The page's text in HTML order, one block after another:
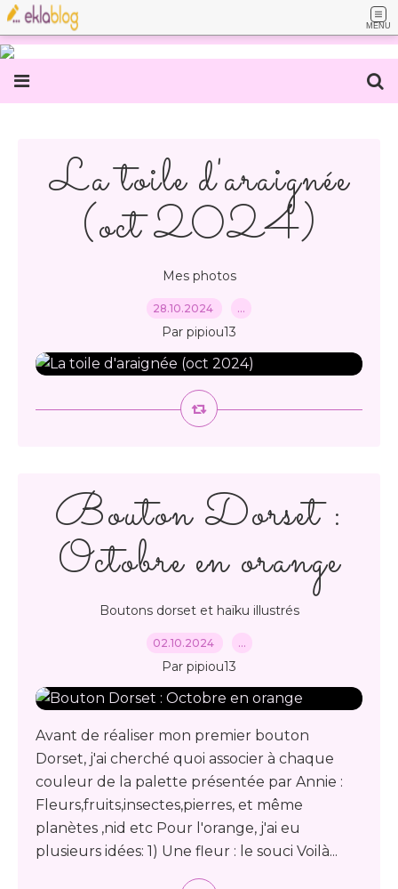
MENU
La toile d'araignée
(oct 2024)
Mes photos
28.10.2024 …
Par pipiou13
Bouton Dorset :
Octobre en orange
Boutons dorset et haïku illustrés
02.10.2024 …
Par pipiou13
Avant de réaliser mon premier bouton
Dorset, j'ai cherché quoi associer à chaque
couleur de la palette présentée par Annie :
Fleurs,fruits,insectes,pierres, et même
planètes ,nid etc Pour l'orange, j'ai eu
plusieurs idées: 1) Une fleur : le souci Voilà...